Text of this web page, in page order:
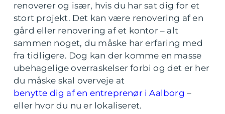
renoverer og især, hvis du har sat dig for et
stort projekt. Det kan være renovering af en
gård eller renovering af et kontor – alt
sammen noget, du måske har erfaring med
fra tidligere. Dog kan der komme en masse
ubehagelige overraskelser forbi og det er her
du måske skal overveje at
benytte dig af en entreprenør i Aalborg –
eller hvor du nu er lokaliseret.